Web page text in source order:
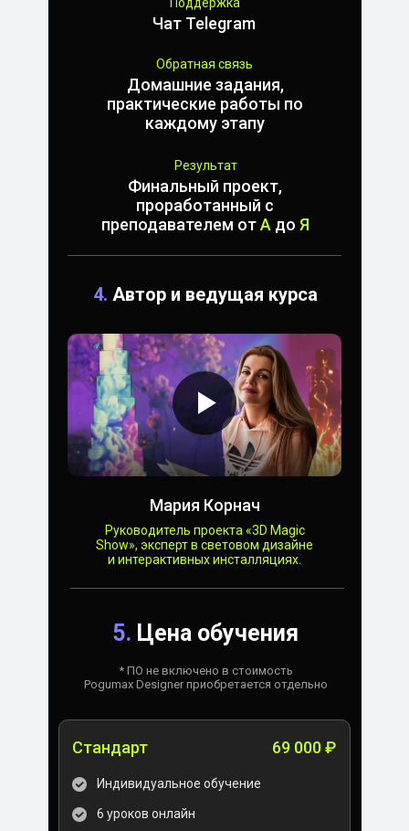
Обратная связь
Домашние задания,
практические работы по
каждому этапу
Чат Telegram
Результат
Финальный проект,
проработанный с
преподавателем отА до Я
4. Автор и ведущая курса
Руководитель проекта «3D Magic
Show», эксперт в световом дизайне
и интерактивных инсталляциях.
Мария Корнач
5. Цена обучения
Стандарт 69 000 ₽
* ПО не включено в стоимость
Pogumax Designer приобретается отдельно
Индивидуальное обучение
6 уроков онлайн